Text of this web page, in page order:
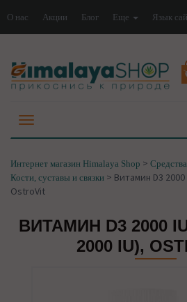
О нас Акции Блог Еще Язык
Интернет магазин Himalaya Shop >
Кости, суставы и связки > Витамин D3 2000
OstroVit
ВИТАМИН D3 2000
2000 IU),